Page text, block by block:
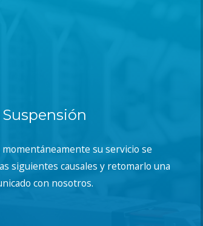
su servicio se
siguientes causales y retomarlo una
con nosotros.